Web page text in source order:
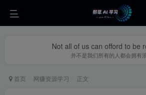
Not all of us can offord to be
并不是我们所有的人都会拥有
首页 网赚资源学习 正文